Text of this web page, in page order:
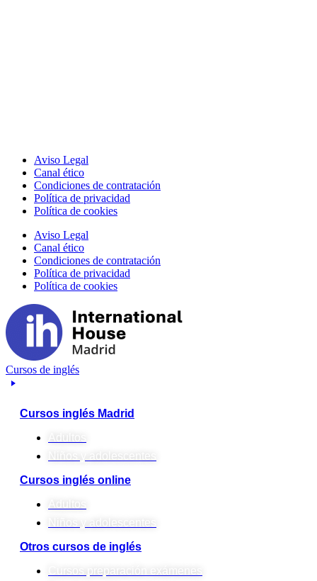
Aviso Legal
Canal ético
Condiciones de contratación
Política de privacidad
Política de cookies
Aviso Legal
Canal ético
Condiciones de contratación
Política de privacidad
Política de cookies
Cursos de inglés
Cursos inglés Madrid
Adultos
Niños y adolescentes
Cursos inglés online
Adultos
Niños y adolescentes
Otros cursos de inglés
Cursos preparación exámenes